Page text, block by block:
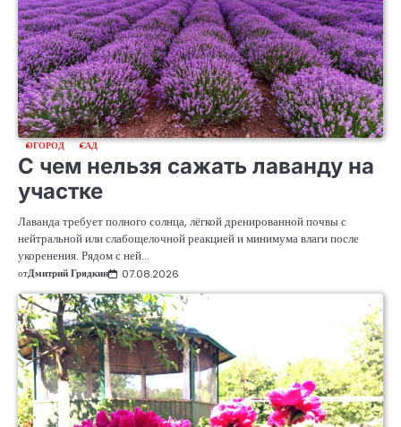
ОГОРОД САД
С чем нельзя сажать лаванду на
участке
Лаванда требует полного солнца, лёгкой дренированной почвы с
нейтральной или слабощелочной реакцией и минимума влаги после
укоренения. Рядом с ней…
отДмитрий Грядкин 07.08.2026